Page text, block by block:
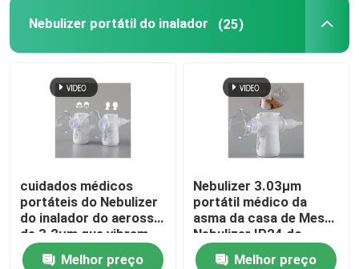
Nebulizer portátil do inalador (25)
cuidados médicos
portáteis do Nebulizer
do inalador do aerossol
de 3.2μm que vibram
Mesh Nebulizer
Melhor preço
Nebulizer 3.03μm
portátil médico da
asma da casa de Mesh
Nebulizer IP24 do
inalador
Melhor preço